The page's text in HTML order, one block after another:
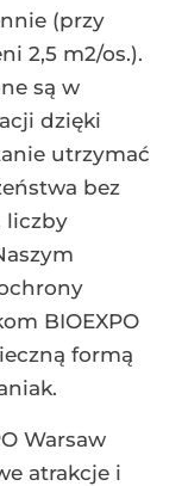
(przy
2,5 m2/os.).
są w
dzięki
utrzymać
bez
liczby
BIOEXPO
formą
Warsaw
atrakcje i